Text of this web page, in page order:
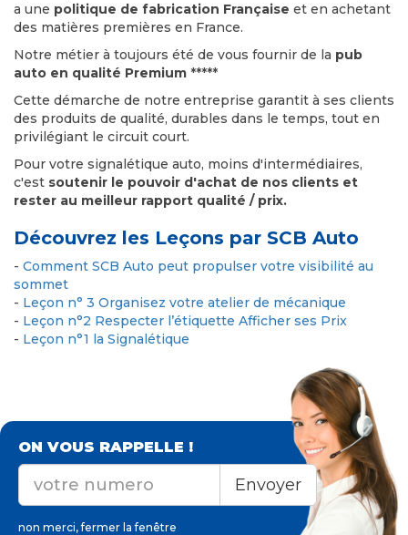
a une politique de fabrication Française et en achetant
des matières premières en France.
Notre métier à toujours été de vous fournir de la pub
auto en qualité Premium *****
Cette démarche de notre entreprise garantit à ses clients
des produits de qualité, durables dans le temps, tout en
privilégiant le circuit court.
Pour votre signalétique auto, moins d'intermédiaires,
c'est soutenir le pouvoir d'achat de nos clients et
rester au meilleur rapport qualité / prix.
Découvrez les Leçons par SCB Auto
- Comment SCB Auto peut propulser votre visibilité au
sommet
- Leçon n° 3 Organisez votre atelier de mécanique
- Leçon n°2 Respecter l’étiquette Afficher ses Prix
- Leçon n°1 la Signalétique
ON VOUS RAPPELLE !
Envoyer
non merci, fermer la fenêtre